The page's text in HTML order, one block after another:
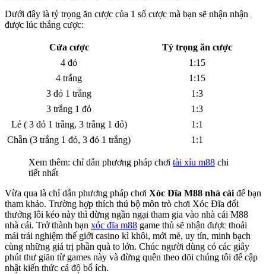
Dưới đây là tỷ trọng ăn cược của 1 số cược mà bạn sẽ nhận nhận
được lúc thắng cược:
Cửa cược
Tỷ trọng ăn cược
4 đỏ
1:15
4 trắng
1:15
3 đỏ 1 trắng
1:3
3 trắng 1 đỏ
1:3
Lẻ ( 3 đỏ 1 trắng, 3 trắng 1 đỏ)
1:1
Chẵn (3 trắng 1 đỏ, 3 đỏ 1 trắng)
1:1
Xem thêm: chỉ dẫn phương pháp chơi tài xỉu m88 chi
tiết nhất
Vừa qua là chỉ dẫn phương pháp chơi Xóc Đĩa M88 nhà cái để bạn
tham khảo. Trường hợp thích thú bộ môn trò chơi Xóc Đĩa đổi
thưởng lôi kéo này thì đừng ngần ngại tham gia vào nhà cái M88
nhà cái. Trở thành bạn xóc đĩa m88 game thủ sẽ nhận được thoải
mái trải nghiệm thế giới casino kì khôi, mới mẻ, uy tín, minh bạch
cùng những giá trị phần quà to lớn. Chúc người dùng có các giây
phút thư giãn từ games này và đừng quên theo dõi chúng tôi để cập
nhật kiến thức cá độ bổ ích.